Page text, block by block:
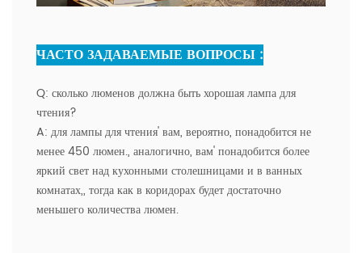
ЧАСТО ЗАДАВАЕМЫЕ ВОПРОСЫ :
Q: сколько люменов должна быть хорошая лампа для
чтения?
A: для лампы для чтения' вам, вероятно, понадобится не
менее 450 люмен., аналогично, вам' понадобится более
яркий свет над кухонными столешницами и в ванных
комнатах,, тогда как в коридорах будет достаточно
меньшего количества люмен.